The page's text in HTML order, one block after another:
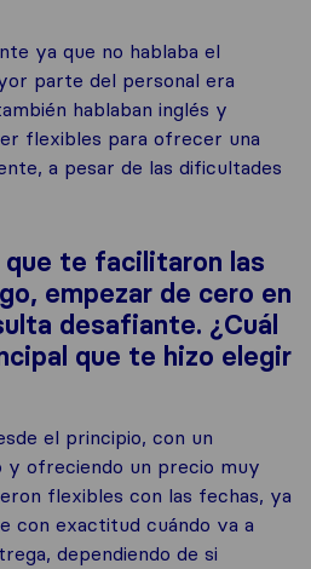
ya que no hablaba el
parte del personal era
hablaban inglés y
flexibles para ofrecer una
a pesar de las dificultades
que te facilitaron las
empezar de cero en
desafiante. ¿Cuál
que te hizo elegir
el principio, con un
y ofreciendo un precio muy
flexibles con las fechas, ya
con exactitud cuándo va a
dependiendo de si